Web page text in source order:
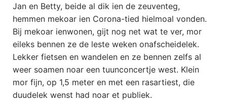
Jan en Betty, beide al dik ien de zeuventeg,
hemmen mekoar ien Corona-tied hielmoal vonden.
Bij mekoar ienwonen, gijt nog net wat te ver, mor
eileks bennen ze de leste weken onafscheidelek.
Lekker fietsen en wandelen en ze bennen zelfs al
weer soamen noar een tuunconcertje west. Klein
mor fijn, op 1,5 meter en met een rasartiest, die
duudelek wenst had noar et publiek.